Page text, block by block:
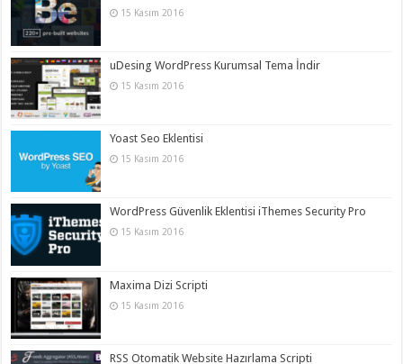
15 Kasım 2016
uDesing WordPress Kurumsal Tema İndir
15 Kasım 2016
Yoast Seo Eklentisi
15 Kasım 2016
WordPress Güvenlik Eklentisi iThemes Security Pro
15 Kasım 2016
Maxima Dizi Scripti
15 Kasım 2016
RSS Otomatik Website Hazırlama Scripti